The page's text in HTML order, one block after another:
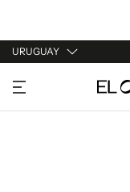
URUGUAY
URUGUAY
ARGENTINA